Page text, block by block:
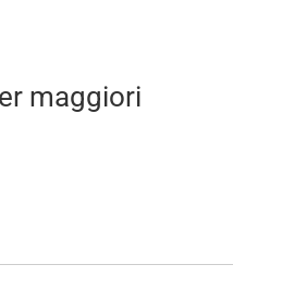
maggiori